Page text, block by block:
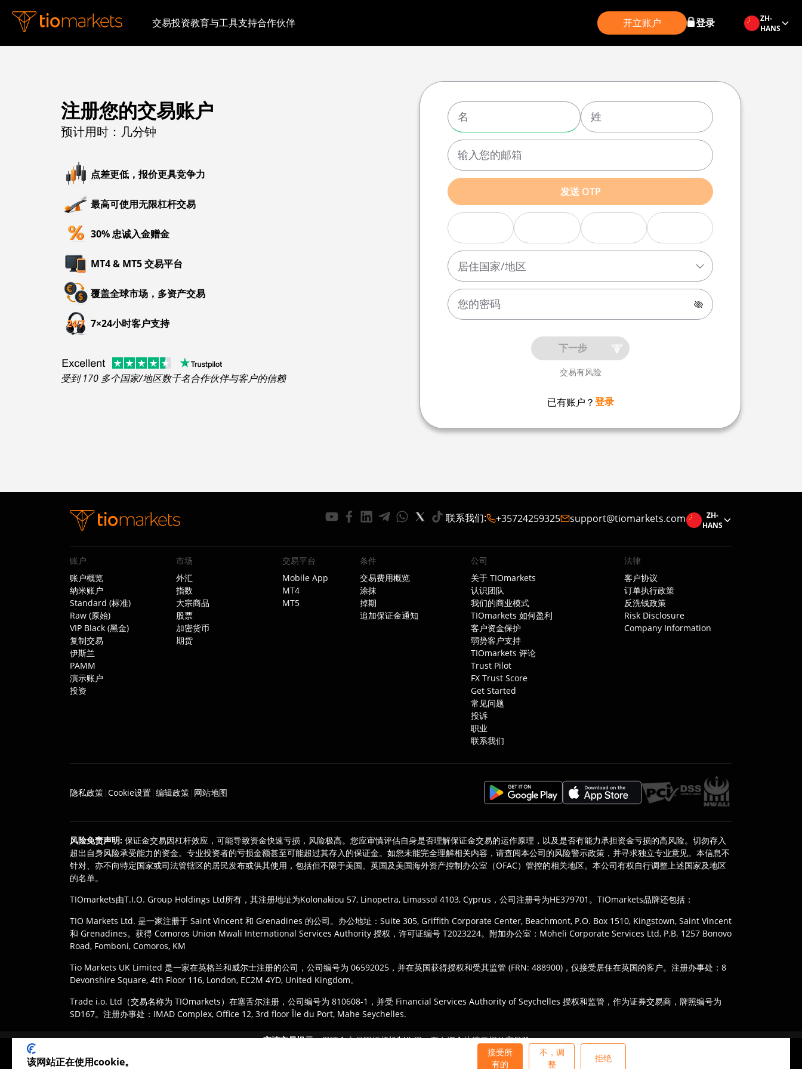
交易投资教育与工具支持合作伙伴 开立账户 登录
ZH-
HANS
注册您的交易账户
预计用时：几分钟
点差更低，报价更具竞争力
最高可使用无限杠杆交易
30% 忠诚入金赠金
MT4 & MT5 交易平台
覆盖全球市场，多资产交易
7×24小时客户支持
受到 170 多个国家/地区数千名合作伙伴与客户的信赖
发送 OTP
居住国家/地区
下一步
交易有风险
已有账户？登录
联系我们: +35724259325 support@tiomarkets.com
ZH-
HANS
账户
账户概览
纳米账户
Standard (标准)
Raw (原始)
VIP Black (黑金)
复制交易
伊斯兰
PAMM
演示账户
投资
市场
外汇
指数
大宗商品
股票
加密货币
期货
交易平台
Mobile App
MT4
MT5
条件
交易费用概览
涂抹
掉期
追加保证金通知
公司
关于 TIOmarkets
认识团队
我们的商业模式
TIOmarkets 如何盈利
客户资金保护
弱势客户支持
TIOmarkets 评论
Trust Pilot
FX Trust Score
Get Started
常见问题
投诉
职业
联系我们
法律
客户协议
订单执行政策
反洗钱政策
Risk Disclosure
Company Information
隐私政策| Cookie设置| 编辑政策| 网站地图
风险免责声明: 保证金交易因杠杆效应，可能导致资金快速亏损，风险极高。您应审慎评估自身是否理解保证金交易的运作原理，以及是否有能力承担资金亏损的高风险。切勿存入
超出自身风险承受能力的资金。专业投资者的亏损金额甚至可能超过其存入的保证金。如您未能完全理解相关内容，请查阅本公司的风险警示政策，并寻求独立专业意见。本信息不
针对、亦不向特定国家或司法管辖区的居民发布或供其使用，包括但不限于美国、英国及美国海外资产控制办公室（OFAC）管控的相关地区。本公司有权自行调整上述国家及地区
的名单。
TIOmarkets由T.I.O. Group Holdings Ltd所有，其注册地址为Kolonakiou 57, Linopetra, Limassol 4103, Cyprus，公司注册号为HE379701。TIOmarkets品牌还包括：
TIO Markets Ltd. 是一家注册于 Saint Vincent 和 Grenadines 的公司。办公地址：Suite 305, Griffith Corporate Center, Beachmont, P.O. Box 1510, Kingstown, Saint Vincent
和 Grenadines。获得 Comoros Union Mwali International Services Authority 授权，许可证编号 T2023224。附加办公室：Moheli Corporate Services Ltd, P.B. 1257 Bonovo
Road, Fomboni, Comoros, KM
Tio Markets UK Limited 是一家在英格兰和威尔士注册的公司，公司编号为 06592025，并在英国获得授权和受其监管 (FRN: 488900)，仅接受居住在英国的客户。注册办事处：8
Devonshire Square, 4th Floor 116, London, EC2M 4YD, United Kingdom。
Trade i.o. Ltd（交易名称为 TIOmarkets）在塞舌尔注册，公司编号为 810608-1，并受 Financial Services Authority of Seychelles 授权和监管，作为证券交易商，牌照编号为
SD167。注册办事处：IMAD Complex, Office 12, 3rd floor Île du Port, Mahe Seychelles.
免责声明: 客户有责任确保其根据其司法管辖区的法律法规，注册 TIOmarkets 品牌的适当实体。产品或服务的访问可能受当地法律限制，且并非所有产品均在所有司法管辖区可
审慎交易提示：保证金交易因杠杆机制作用，存在资金快速亏损的高风险。
这些产品并不适合所有投资者，您应确保充分了解其中涉及的风险。
该网站正在使用cookie。
接受所
有的
不，调
整
拒绝